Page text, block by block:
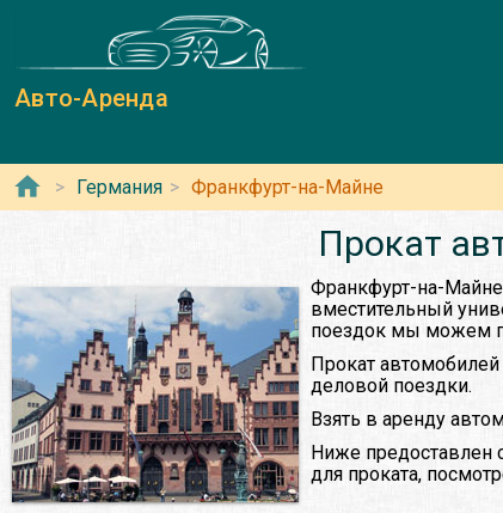
Авто-Аренда
Германия Франкфурт-на-Майне
Прокат
Франкфурт-на-
вместительный
поездок мы можем
Прокат
деловой поездки.
Взять в аренду
Ниже предоставлен
для проката,